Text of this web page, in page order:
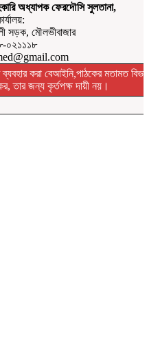
অধ্যাপক ফেরদৌসি সুলতানা,
সড়ক, মৌলভীবাজার
০২১১১৮
করা বেআইনি,পাঠকের মতামত
তার জন্য কৃর্তপক্ষ দায়ী নয়।